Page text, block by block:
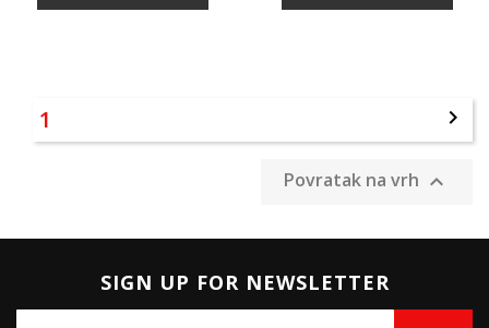
1 
Povratak na vrh 
SIGN UP FOR NEWSLETTER